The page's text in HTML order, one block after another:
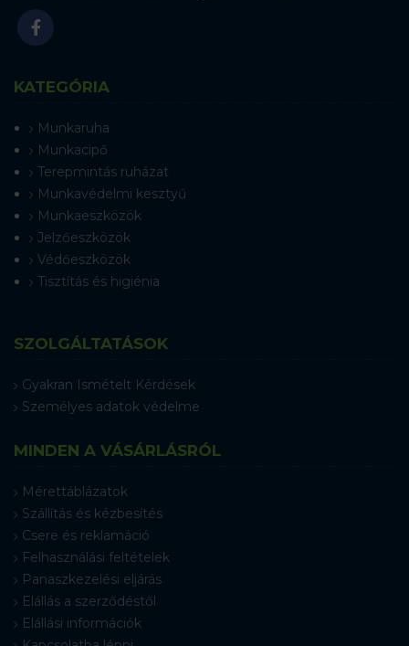
KATEGÓRIA
Munkaruha
Munkacipő
Terepmintás ruházat
Munkavédelmi kesztyű
Munkaeszközök
Jelzőeszközök
Védőeszközök
Tisztítás és higiénia
SZOLGÁLTATÁSOK
Gyakran Ismételt Kérdések
Személyes adatok védelme
MINDEN A VÁSÁRLÁSRÓL
Mérettáblázatok
Szállítás és kézbesítés
Csere és reklamáció
Felhasználási feltételek
Panaszkezelési eljárás
Elállás a szerződéstől
Elállási információk